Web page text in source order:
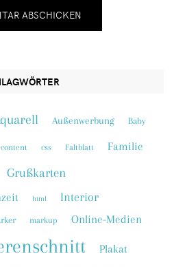
Außenwerbung Baby
content css Faltblatt Familie
Grußkarten
html Interior
markup Online-Medien
Plakat